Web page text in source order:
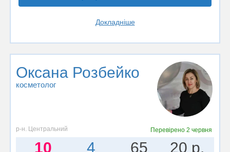
Докладніше
Оксана Розбейко
косметолог
р-н. Центральний Перевірено 2 червня
10 4 65 20 р.